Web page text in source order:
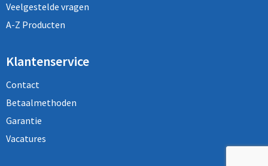
Veelgestelde vragen
A-Z Producten
Klantenservice
Contact
Betaalmethoden
Garantie
Vacatures